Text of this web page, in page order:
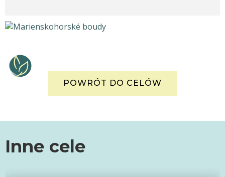
POWRÓT DO CELÓW
Inne cele